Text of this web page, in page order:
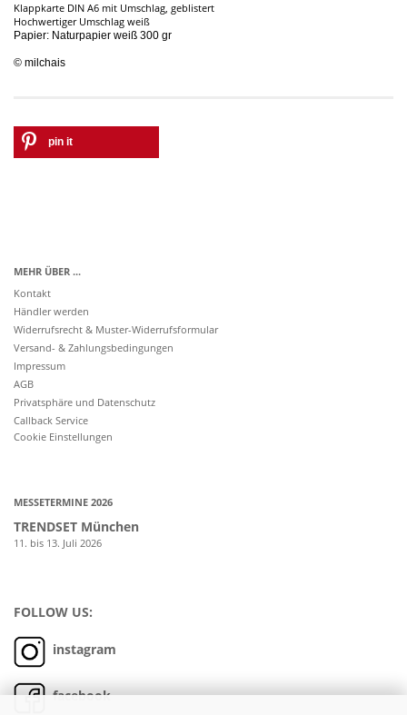
Klappkarte DIN A6 mit Umschlag, geblistert
Hochwertiger Umschlag weiß
Papier: Naturpapier weiß 300 gr
© milchais
pin it
MEHR ÜBER ...
Kontakt
Händler werden
Widerrufsrecht & Muster-Widerrufsformular
Versand- & Zahlungsbedingungen
Impressum
AGB
Privatsphäre und Datenschutz
Callback Service
Cookie Einstellungen
MESSETERMINE 2026
TRENDSET München
11. bis 13. Juli 2026
FOLLOW US:
instagram
facebook